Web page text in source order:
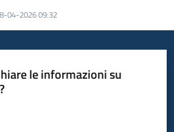
04-2026 09:32
le informazioni su